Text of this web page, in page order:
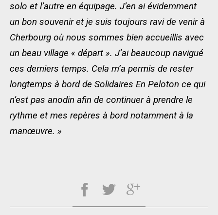
solo et l’autre en équipage. J’en ai évidemment
un bon souvenir et je suis toujours ravi de venir à
Cherbourg où nous sommes bien accueillis avec
un beau village « départ ». J’ai beaucoup navigué
ces derniers temps. Cela m’a permis de rester
longtemps à bord de Solidaires En Peloton ce qui
n’est pas anodin afin de continuer à prendre le
rythme et mes repères à bord notamment à la
manœuvre. »